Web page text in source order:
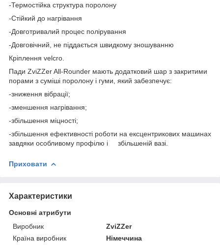
-Термостійка структура поролону
-Стійкий до нагрівання
-Довготривалий процес полірування
-Довговічний, не піддається швидкому зношуванню
Кріплення velcro.
Пади ZviZZer All-Rounder мають додатковий шар з закритими
порами з суміші поролону і гуми, який забезпечує:
-зниження вібрації;
-зменшення нагрівання;
-збільшення міцності;
-збільшення ефективності роботи на ексцентрикових машинах
завдяки особливому профілю і збільшеній вазі.
Приховати
Характеристики
Основні атрибути
Виробник
ZviZZer
Країна виробник
Німеччина